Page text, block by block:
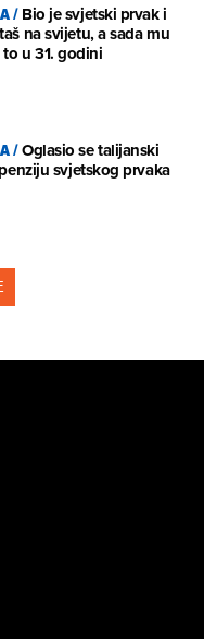
/Bio je svjetski prvak i
na svijetu, a sada mu
u 31. godini
/Oglasio se talijanski
svjetskog prvaka